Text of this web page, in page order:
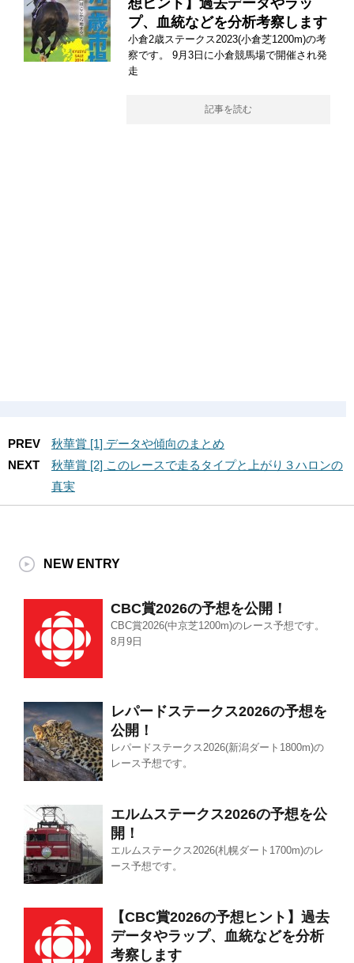
想ヒント】過去データやラッ
プ、血統などを分析考察します
小倉2歳ステークス2023(小倉芝1200m)の考
察です。 9月3日に小倉競馬場で開催され発
走
記事を読む
PREV
秋華賞 [1] データや傾向のまとめ
NEXT
秋華賞 [2] このレースで走るタイプと上がり３ハロンの
真実
NEW ENTRY
CBC賞2026の予想を公開！
CBC賞2026(中京芝1200m)のレース予想です。
8月9日
レパードステークス2026の予想を
公開！
レパードステークス2026(新潟ダート1800m)の
レース予想です。
エルムステークス2026の予想を公
開！
エルムステークス2026(札幌ダート1700m)のレ
ース予想です。
【CBC賞2026の予想ヒント】過去
データやラップ、血統などを分析
考察します